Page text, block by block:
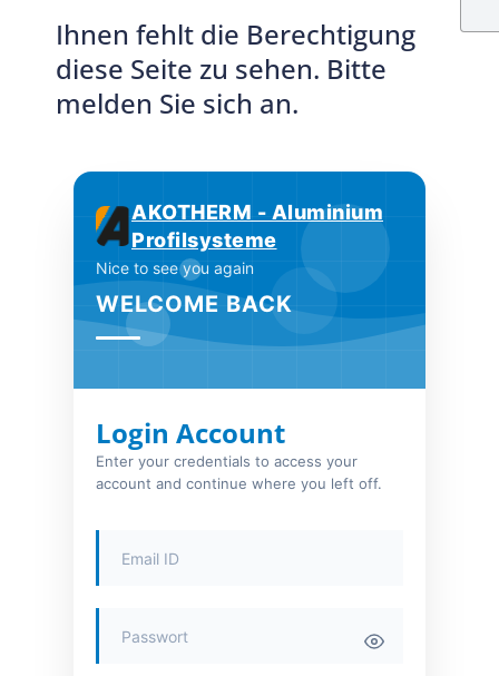
Ihnen fehlt die Berechtigung
diese Seite zu sehen. Bitte
melden Sie sich an.
AKOTHERM - Aluminium
Profilsysteme
Nice to see you again
WELCOME BACK
Login Account
Enter your credentials to access your
account and continue where you left off.